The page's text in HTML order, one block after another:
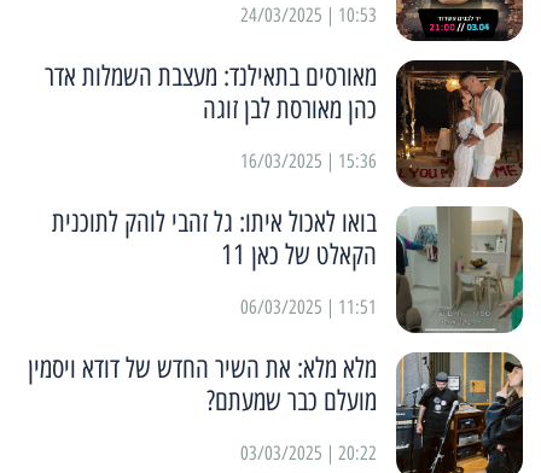
10:53 | 24/03/2025
מאורסים בתאילנד: מעצבת השמלות אדר
כהן מאורסת לבן זוגה
15:36 | 16/03/2025
בואו לאכול איתו: גל זהבי לוהק לתוכנית
הקאלט של כאן 11
11:51 | 06/03/2025
מלא מלא: את השיר החדש של דודא ויסמין
מועלם כבר שמעתם?
20:22 | 03/03/2025